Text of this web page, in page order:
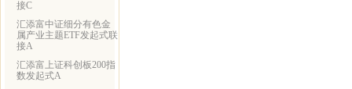
接C
汇添富中证细分有色金
属产业主题ETF发起式联
接A
汇添富上证科创板200指
数发起式A